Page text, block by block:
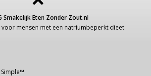
Smakelijk Eten Zonder Zout.nl
voor mensen met een natriumbeperkt dieet
Simple™